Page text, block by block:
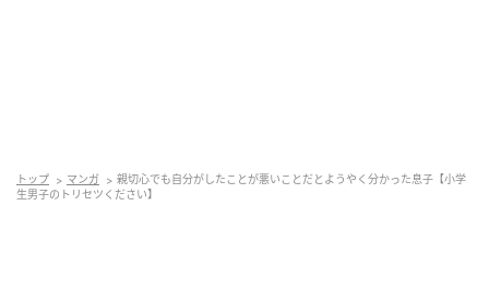
トップ マンガ
親切心でも自分がしたことが悪いことだとようやく分かった息子【小学
生男子のトリセツください】